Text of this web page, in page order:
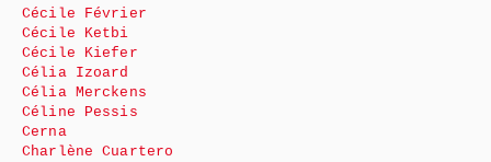
Cécile Février
Cécile Ketbi
Cécile Kiefer
Célia Izoard
Célia Merckens
Céline Pessis
Cerna
Charlène Cuartero